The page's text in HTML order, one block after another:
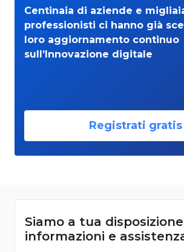
Centinaia di aziende e
professionisti ci hanno già
loro aggiornamento continuo
sull’Innovazione digitale
Registrati gratis
Siamo a tua
informazioni e